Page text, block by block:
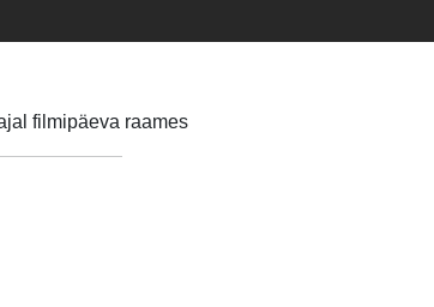
filmipäeva raames